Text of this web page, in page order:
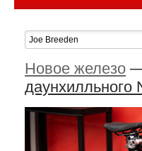
Новое железо
даунхилльного